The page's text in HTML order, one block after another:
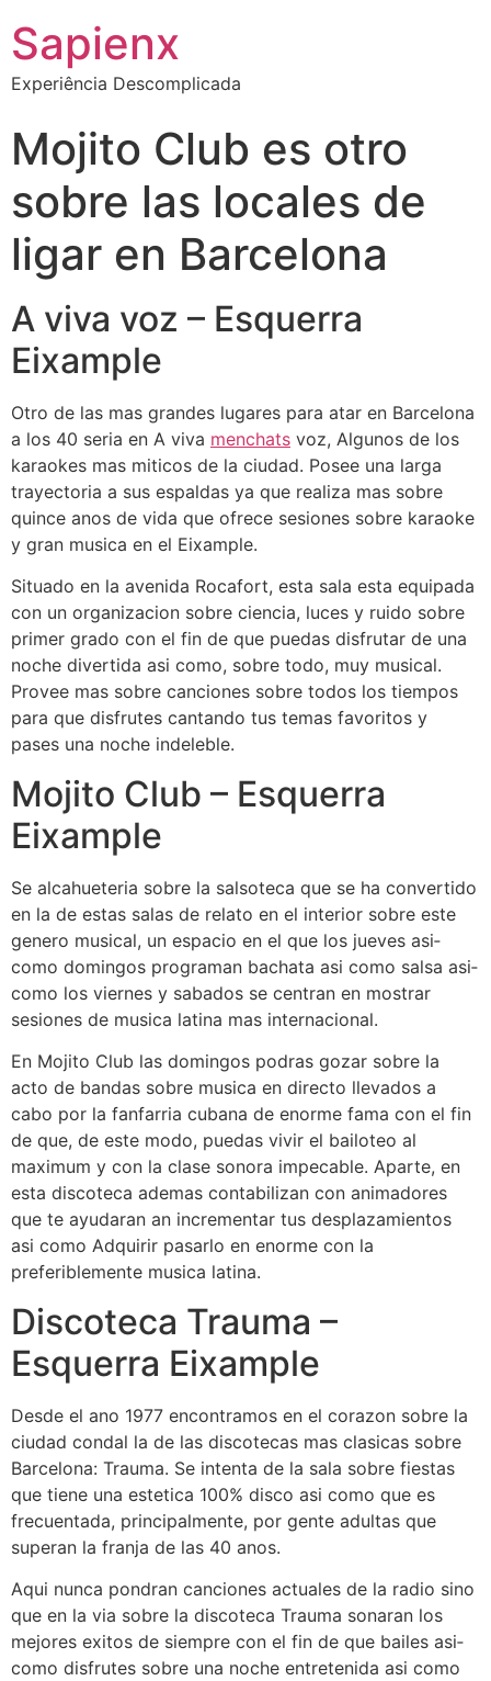
Sapienx
Experiência Descomplicada
Mojito Club es otro
sobre las locales de
ligar en Barcelona
A viva voz – Esquerra
Eixample
Otro de las mas grandes lugares para atar en Barcelona
a los 40 seri­a en A viva menchats voz, Algunos de los
karaokes mas miticos de la ciudad. Posee una larga
trayectoria a sus espaldas ya que realiza mas sobre
quince anos de vida que ofrece sesiones sobre karaoke
y gran musica en el Eixample.
Situado en la avenida Rocafort, esta sala esta equipada
con un organizacion sobre ciencia, luces y ruido sobre
primer grado con el fin de que puedas disfrutar de una
noche divertida asi­ como, sobre todo, muy musical.
Provee mas sobre canciones sobre todos los tiempos
para que disfrutes cantando tus temas favoritos y
pases una noche indeleble.
Mojito Club – Esquerra
Eixample
Se alcahueteria sobre la salsoteca que se ha convertido
en la de estas salas de relato en el interior sobre este
genero musical, un espacio en el que los jueves asi­
como domingos programan bachata asi­ como salsa asi­
como los viernes y sabados se centran en mostrar
sesiones de musica latina mas internacional.
En Mojito Club las domingos podras gozar sobre la
acto de bandas sobre musica en directo llevados a
cabo por la fanfarria cubana de enorme fama con el fin
de que, de este modo, puedas vivir el bailoteo al
maximum y con la clase sonora impecable. Aparte, en
esta discoteca ademas contabilizan con animadores
que te ayudaran an incrementar tus desplazamientos
asi­ como Adquirir pasarlo en enorme con la
preferiblemente musica latina.
Discoteca Trauma –
Esquerra Eixample
Desde el ano 1977 encontramos en el corazon sobre la
ciudad condal la de las discotecas mas clasicas sobre
Barcelona: Trauma. Se intenta de la sala sobre fiestas
que tiene una estetica 100% disco asi­ como que es
frecuentada, principalmente, por gente adultas que
superan la franja de las 40 anos.
Aqui nunca pondran canciones actuales de la radio sino
que en la via sobre la discoteca Trauma sonaran los
mejores exitos de siempre con el fin de que bailes asi­
como disfrutes sobre una noche entretenida asi­ como